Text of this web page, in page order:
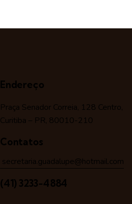
Endereço
Praça Senador Correia, 128 Centro,
Curitiba – PR, 80010-210
Contatos
secretaria.guadalupe@hotmail.com
(41) 3233-4884